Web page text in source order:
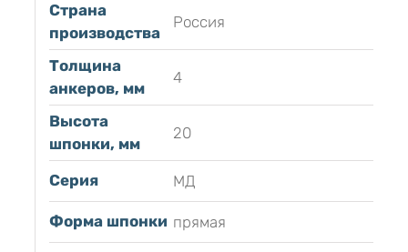
Страна
производства
Россия
Толщина
анкеров, мм
4
Высота
шпонки, мм
20
Серия МД
Форма шпонки прямая